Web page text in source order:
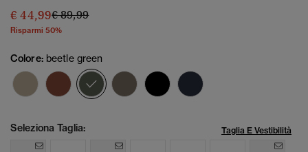
€ 44,99Prezzo ridotto da
€ 89,99a
Risparmi 50%
Colore: beetle green
selezionato
Seleziona Taglia: Taglia E Vestibilità